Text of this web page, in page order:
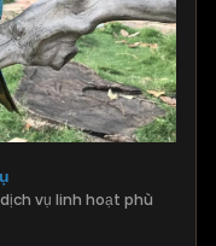
vụ linh hoạt phù